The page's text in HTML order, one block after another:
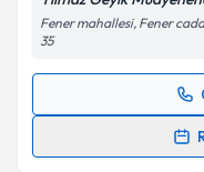
Fener mahallesi, Fener
35
Randevu